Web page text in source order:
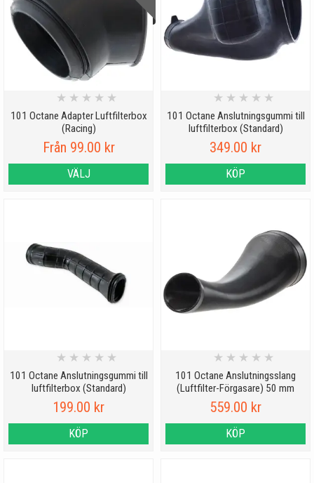
101 Octane Adapter Luftfilterbox
(Racing)
★ ★ ★ ★ ★
Från 99.00 kr
VÄLJ
101 Octane Anslutningsgummi till
luftfilterbox (Standard)
★ ★ ★ ★ ★
349.00 kr
KÖP
101 Octane Anslutningsgummi till
luftfilterbox (Standard)
★ ★ ★ ★ ★
199.00 kr
KÖP
101 Octane Anslutningsslang
(Luftfilter-Förgasare) 50 mm
★ ★ ★ ★ ★
559.00 kr
KÖP